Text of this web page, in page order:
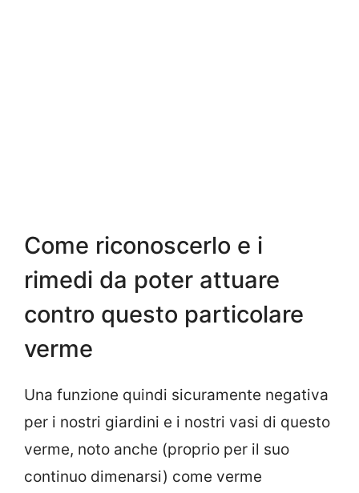
Come riconoscerlo e i
rimedi da poter attuare
contro questo particolare
verme
Una funzione quindi sicuramente negativa
per i nostri giardini e i nostri vasi di questo
verme, noto anche (proprio per il suo
continuo dimenarsi) come verme